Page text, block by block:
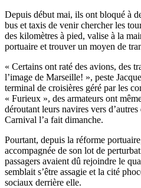
Depuis début mai, ils ont bloqué à
bus et taxis de venir chercher les
des kilomètres à pied, valise à la
portuaire et trouver un moyen de
« Certains ont raté des avions, des
l’image de Marseille! », peste
terminal de croisières géré par les
« Furieux », des armateurs ont
déroutant leurs navires vers
Carnival l’a fait dimanche.
Pourtant, depuis la réforme
accompagnée de son lot de
passagers avaient dû rejoindre le
semblait s’être assagie et la cité
sociaux derrière elle.